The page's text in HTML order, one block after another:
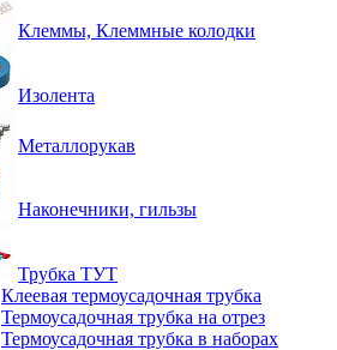
Клеммы, Клеммные колодки
Изолента
Металлорукав
Наконечники, гильзы
Трубка ТУТ
Клеевая термоусадочная трубка
Термоусадочная трубка на отрез
Термоусадочная трубка в наборах